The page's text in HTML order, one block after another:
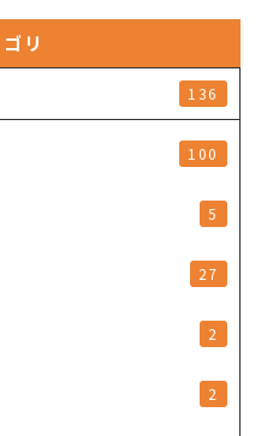
リ
136
100
5
27
2
2